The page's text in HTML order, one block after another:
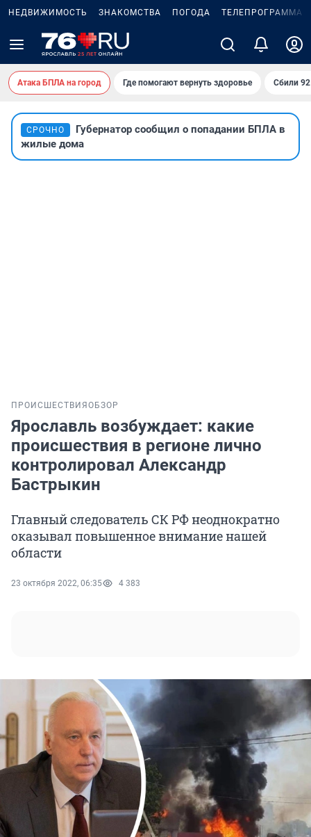
НЕДВИЖИМОСТЬ ЗНАКОМСТВА ПОГОДА ТЕЛЕПРОГРАММА
Атака БПЛА на город Где помогают вернуть здоровье Сбили
СРОЧНО
Губернатор сообщил о попадании БПЛА в
жилые дома
ПРОИСШЕСТВИЯ ОБЗОР
Ярославль возбуждает: какие
происшествия в регионе лично
контролировал Александр
Бастрыкин
Главный следователь СК РФ неоднократно
оказывал повышенное внимание нашей
области
23 октября 2022, 06:35 4 383